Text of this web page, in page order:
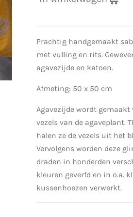
Prachtig handgemaakt
met vulling en rits.
agavezijde en katoen.
Afmeting: 50 x 50 cm
Agavezijde wordt gemaakt
vezels van de agaveplant.
halen ze de vezels uit het
Vervolgens worden deze
draden in honderden
kleuren geverfd en in o.a.
kussenhoezen verwerkt.